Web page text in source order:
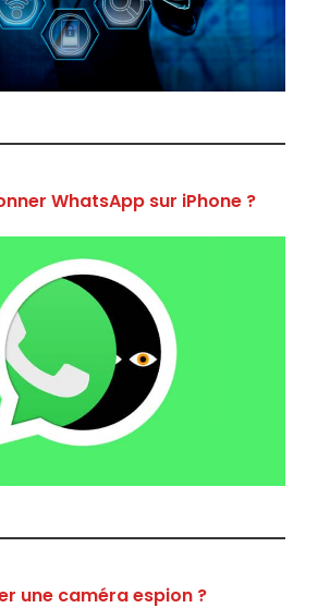
WhatsApp sur iPhone ?
une caméra espion ?